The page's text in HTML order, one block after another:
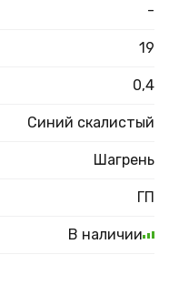
-
19
0,4
Синий скалистый
Шагрень
ГП
В наличии